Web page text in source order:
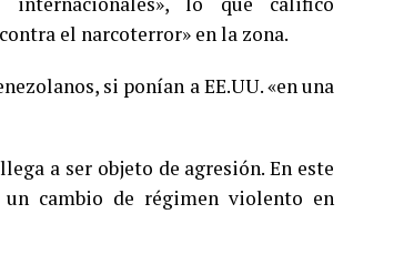
el narcoterror» en la zona.
si ponían a EE.UU. «en una
a ser objeto de agresión. En este
un cambio de régimen violento en